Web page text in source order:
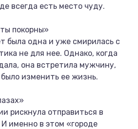
всегда есть место чуду.
покорны»
была одна и уже смирилась с
не для нее. Однако, когда
она встретила мужчину,
изменить ее жизнь.
рискнула отправиться в
И именно в этом «городе